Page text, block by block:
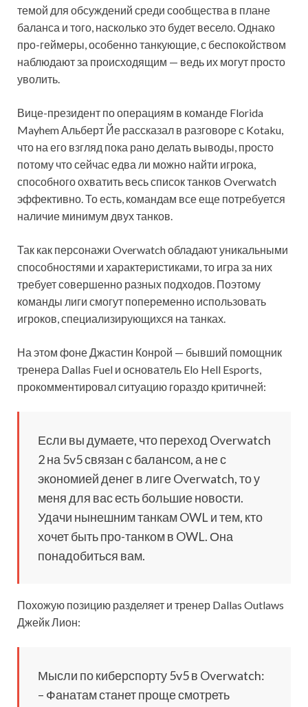
темой для обсуждений среди сообщества в плане
баланса и того, насколько это будет весело. Однако
про-геймеры, особенно танкующие, с беспокойством
наблюдают за происходящим — ведь их могут просто
уволить.
Вице-президент по операциям в команде Florida
Mayhem Альберт Йе рассказал в разговоре с Kotaku,
что на его взгляд пока рано делать выводы, просто
потому что сейчас едва ли можно найти игрока,
способного охватить весь список танков Overwatch
эффективно. То есть, командам все еще потребуется
наличие минимум двух танков.
Так как персонажи Overwatch обладают уникальными
способностями и характеристиками, то игра за них
требует совершенно разных подходов. Поэтому
команды лиги смогут попеременно использовать
игроков, специализирующихся на танках.
На этом фоне Джастин Конрой — бывший помощник
тренера Dallas Fuel и основатель Elo Hell Esports,
прокомментировал ситуацию гораздо критичней:
Если вы думаете, что переход Overwatch
2 на 5v5 связан с балансом, а не с
экономией денег в лиге Overwatch, то у
меня для вас есть большие новости.
Удачи нынешним танкам OWL и тем, кто
хочет быть про-танком в OWL. Она
понадобиться вам.
Похожую позицию разделяет и тренер Dallas Outlaws
Джейк Лион:
Мысли по киберспорту 5v5 в Overwatch:
– Фанатам станет проще смотреть